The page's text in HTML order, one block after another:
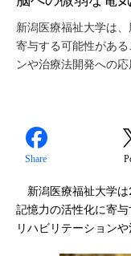
新潟医療福祉大学は
寄与する可能性があ
ンや治療法開発への応
Share
新潟医療福祉大学は
記憶力の活性化に寄
リハビリテーション